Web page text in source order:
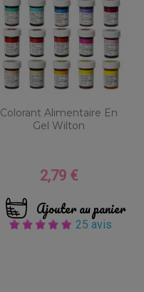
Colorant Alimentaire En
Gel Wilton
Prix
2,79 €
Ajouter au panier
25 avis